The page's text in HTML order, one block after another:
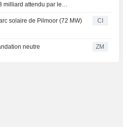
milliard attendu par le
solaire de Pilmoor (72 MW)
CI
neutre ZM